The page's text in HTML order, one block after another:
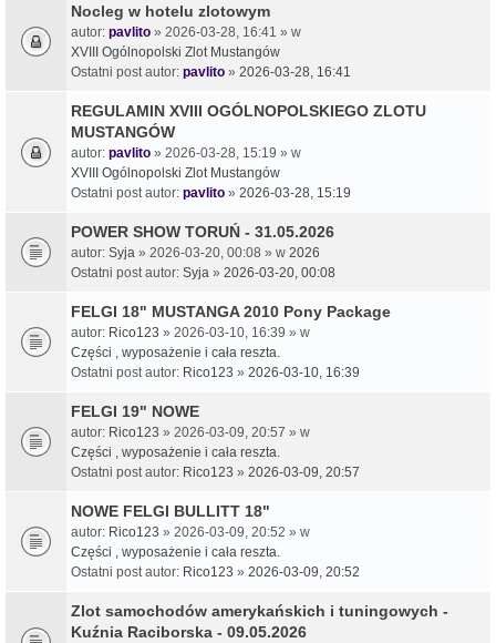
Nocleg w hotelu zlotowym
autor: pavlito » 2026-03-28, 16:41 » w
XVIII Ogólnopolski Zlot Mustangów
Ostatni post autor: pavlito » 2026-03-28, 16:41
REGULAMIN XVIII OGÓLNOPOLSKIEGO ZLOTU
MUSTANGÓW
autor: pavlito » 2026-03-28, 15:19 » w
XVIII Ogólnopolski Zlot Mustangów
Ostatni post autor: pavlito » 2026-03-28, 15:19
POWER SHOW TORUŃ - 31.05.2026
autor: Syja » 2026-03-20, 00:08 » w 2026
Ostatni post autor: Syja » 2026-03-20, 00:08
FELGI 18" MUSTANGA 2010 Pony Package
autor: Rico123 » 2026-03-10, 16:39 » w
Części , wyposażenie i cała reszta.
Ostatni post autor: Rico123 » 2026-03-10, 16:39
FELGI 19" NOWE
autor: Rico123 » 2026-03-09, 20:57 » w
Części , wyposażenie i cała reszta.
Ostatni post autor: Rico123 » 2026-03-09, 20:57
NOWE FELGI BULLITT 18"
autor: Rico123 » 2026-03-09, 20:52 » w
Części , wyposażenie i cała reszta.
Ostatni post autor: Rico123 » 2026-03-09, 20:52
Zlot samochodów amerykańskich i tuningowych -
Kuźnia Raciborska - 09.05.2026